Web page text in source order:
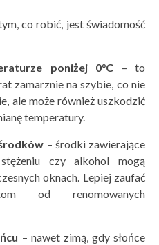
co robić, jest świadomość
poniżej 0°C – to
zamarznie na szybie, co nie
ale może również uszkodzić
temperatury.
ów – środki zawierające
czy alkohol mogą
oknach. Lepiej zaufać
od renomowanych
cu – nawet zimą, gdy słońce